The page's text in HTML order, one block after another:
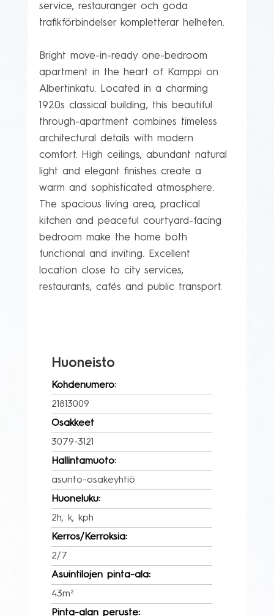
service, restauranger och goda
trafikförbindelser kompletterar helheten.
Bright move-in-ready one-bedroom
apartment in the heart of Kamppi on
Albertinkatu. Located in a charming
1920s classical building, this beautiful
through-apartment combines timeless
architectural details with modern
comfort. High ceilings, abundant natural
light and elegant finishes create a
warm and sophisticated atmosphere.
The spacious living area, practical
kitchen and peaceful courtyard-facing
bedroom make the home both
functional and inviting. Excellent
location close to city services,
restaurants, cafés and public transport.
Huoneisto
Kohdenumero:
21813009
Osakkeet
3079-3121
Hallintamuoto:
asunto-osakeyhtiö
Huoneluku:
2h, k, kph
Kerros/Kerroksia:
2/7
Asuintilojen pinta-ala:
43m²
Pinta-alan peruste: